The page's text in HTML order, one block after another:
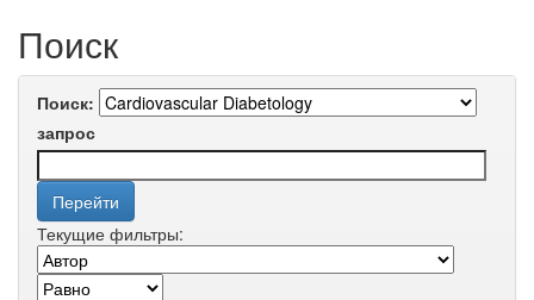
Поиск
Поиск:
запрос
Текущие фильтры: